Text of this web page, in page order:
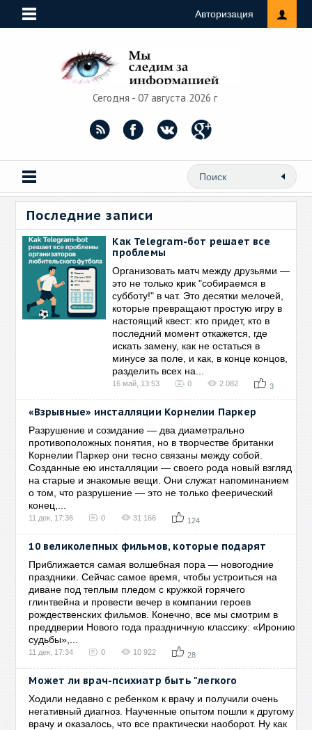
Авторизация
Сегодня - 07 августа 2026 г
Последние записи
Как Telegram-бот решает все
проблемы
Организовать матч между друзьями —
это не только крик "собираемся в
субботу!" в чат. Это десятки мелочей,
которые превращают простую игру в
настоящий квест: кто придет, кто в
последний момент откажется, где
искать замену, как не остаться в
минусе за поле, и как, в конце концов,
разделить всех на...
16 май, 13:53 0 2 082 3
«Взрывные» инсталляции Корнелии Паркер
Разрушение и созидание — два диаметрально
противоположных понятия, но в творчестве британки
Корнелии Паркер они тесно связаны между собой.
Созданные ею инсталляции — своего рода новый взгляд
на старые и знакомые вещи. Они служат напоминанием
о том, что разрушение — это не только феерический
конец,...
11 дек, 17:36 0 31 166 124
10 великолепных фильмов, которые подарят
Приближается самая волшебная пора — новогодние
праздники. Сейчас самое время, чтобы устроиться на
диване под теплым пледом с кружкой горячего
глинтвейна и провести вечер в компании героев
рождественских фильмов. Конечно, все мы смотрим в
преддверии Нового года праздничную классику: «Иронию
судьбы»,...
11 дек, 17:34 0 10 922 28
Может ли врач-психиатр быть "легкого
Ходили недавно с ребенком к врачу и получили очень
негативный диагноз. Наученные опытом пошли к другому
врачу и оказалось, что все практически наоборот. Ну как